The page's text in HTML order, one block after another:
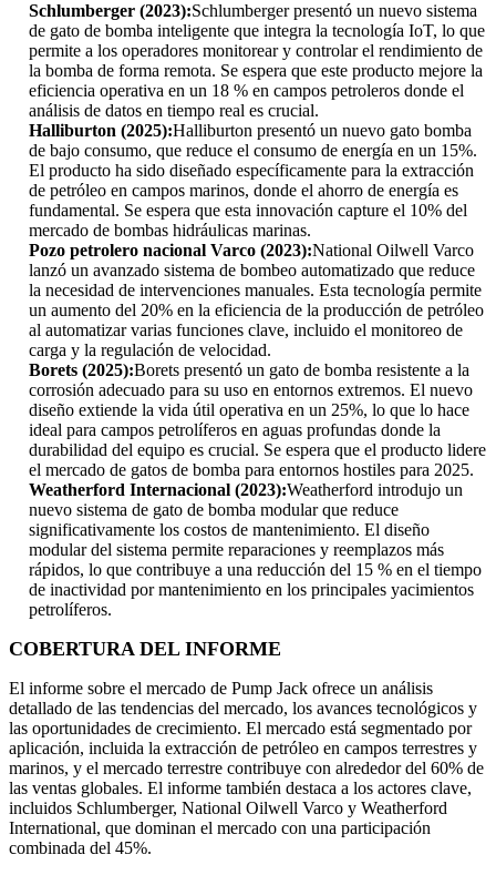
Schlumberger (2023):Schlumberger presentó un nuevo sistema
de gato de bomba inteligente que integra la tecnología IoT, lo que
permite a los operadores monitorear y controlar el rendimiento de
la bomba de forma remota. Se espera que este producto mejore la
eficiencia operativa en un 18 % en campos petroleros donde el
análisis de datos en tiempo real es crucial.
Halliburton (2025):Halliburton presentó un nuevo gato bomba
de bajo consumo, que reduce el consumo de energía en un 15%.
El producto ha sido diseñado específicamente para la extracción
de petróleo en campos marinos, donde el ahorro de energía es
fundamental. Se espera que esta innovación capture el 10% del
mercado de bombas hidráulicas marinas.
Pozo petrolero nacional Varco (2023):National Oilwell Varco
lanzó un avanzado sistema de bombeo automatizado que reduce
la necesidad de intervenciones manuales. Esta tecnología permite
un aumento del 20% en la eficiencia de la producción de petróleo
al automatizar varias funciones clave, incluido el monitoreo de
carga y la regulación de velocidad.
Borets (2025):Borets presentó un gato de bomba resistente a la
corrosión adecuado para su uso en entornos extremos. El nuevo
diseño extiende la vida útil operativa en un 25%, lo que lo hace
ideal para campos petrolíferos en aguas profundas donde la
durabilidad del equipo es crucial. Se espera que el producto lidere
el mercado de gatos de bomba para entornos hostiles para 2025.
Weatherford Internacional (2023):Weatherford introdujo un
nuevo sistema de gato de bomba modular que reduce
significativamente los costos de mantenimiento. El diseño
modular del sistema permite reparaciones y reemplazos más
rápidos, lo que contribuye a una reducción del 15 % en el tiempo
de inactividad por mantenimiento en los principales yacimientos
petrolíferos.
COBERTURA DEL INFORME
El informe sobre el mercado de Pump Jack ofrece un análisis
detallado de las tendencias del mercado, los avances tecnológicos y
las oportunidades de crecimiento. El mercado está segmentado por
aplicación, incluida la extracción de petróleo en campos terrestres y
marinos, y el mercado terrestre contribuye con alrededor del 60% de
las ventas globales. El informe también destaca a los actores clave,
incluidos Schlumberger, National Oilwell Varco y Weatherford
International, que dominan el mercado con una participación
combinada del 45%.